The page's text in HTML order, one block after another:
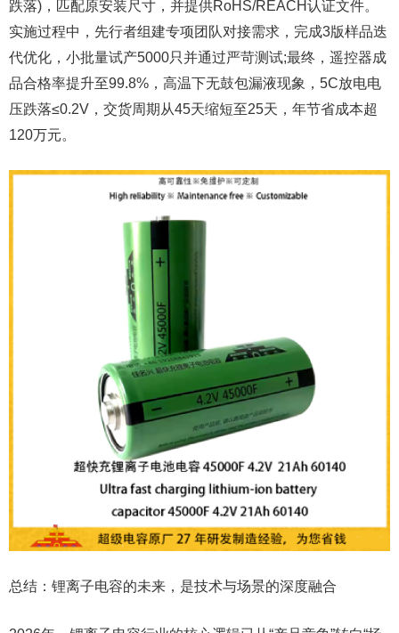
跌落)，匹配原安装尺寸，并提供RoHS/REACH认证文件。
实施过程中，先行者组建专项团队对接需求，完成3版样品迭
代优化，小批量试产5000只并通过严苛测试;最终，遥控器成
品合格率提升至99.8%，高温下无鼓包漏液现象，5C放电电
压跌落≤0.2V，交货周期从45天缩短至25天，年节省成本超
120万元。
总结：锂离子电容的未来，是技术与场景的深度融合